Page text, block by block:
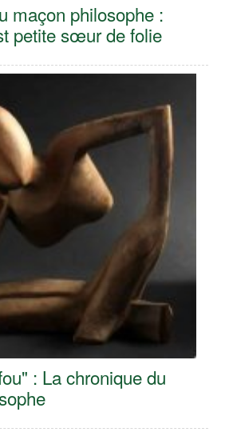
maçon philosophe :
petite sœur de folie
: La chronique du